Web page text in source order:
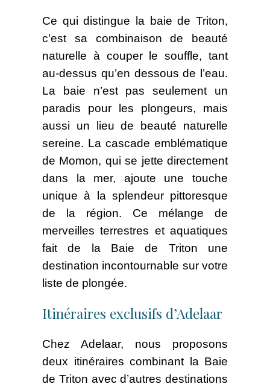
Ce qui distingue la baie de Triton,
c’est sa combinaison de beauté
naturelle à couper le souffle, tant
au-dessus qu’en dessous de l’eau.
La baie n’est pas seulement un
paradis pour les plongeurs, mais
aussi un lieu de beauté naturelle
sereine. La cascade emblématique
de Momon, qui se jette directement
dans la mer, ajoute une touche
unique à la splendeur pittoresque
de la région. Ce mélange de
merveilles terrestres et aquatiques
fait de la Baie de Triton une
destination incontournable sur votre
liste de plongée.
Itinéraires exclusifs d’Adelaar
Chez Adelaar, nous proposons
deux itinéraires combinant la Baie
de Triton avec d’autres destinations